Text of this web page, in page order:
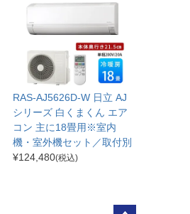
RAS-AJ5626D-W 日立 AJ
シリーズ 白くまくん エア
コン 主に18畳用※室内
機・室外機セット／取付別
¥124,480(税込)